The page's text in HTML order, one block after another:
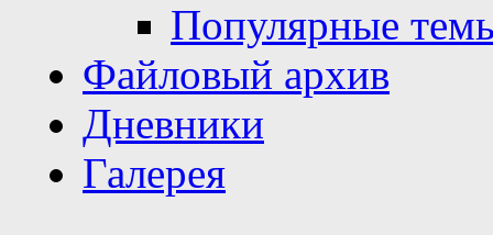
Популярные
Файловый архив
Дневники
Галерея